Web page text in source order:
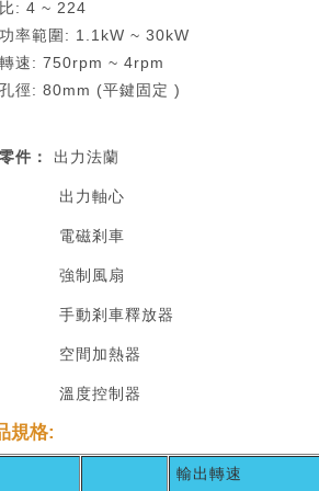
: 4 ~ 224
率範圍: 1.1kW ~ 30kW
速: 750rpm ~ 4rpm
徑: 80mm (平鍵固定 )
件： 出力法蘭
力軸心
磁剎車
制風扇
動剎車釋放器
間加熱器
度控制器
規格:
輸出轉速